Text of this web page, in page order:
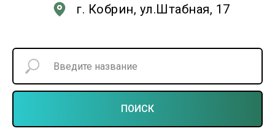
г. Кобрин, ул.Штабная, 17
ПОИСК